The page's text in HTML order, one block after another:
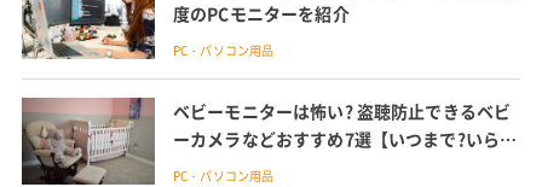
度のPCモニターを紹介
PC・パソコン用品
ベビーモニターは怖い? 盗聴防止できるベビ
ーカメラなどおすすめ7選【いつまで?いらな
い?100人に調査】
PC・パソコン用品